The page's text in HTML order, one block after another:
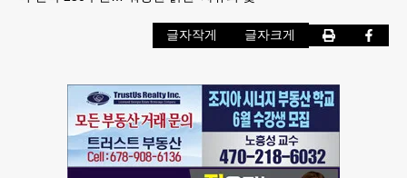
글자작게 글자크게